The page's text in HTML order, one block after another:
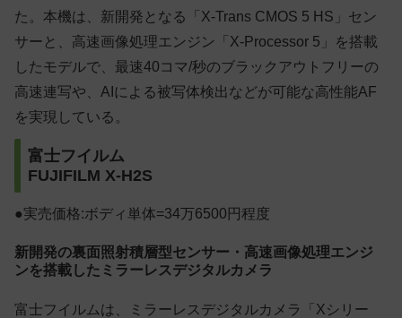
た。本機は、新開発となる「X-Trans CMOS 5 HS」セン
サーと、高速画像処理エンジン「X-Processor 5」を搭載
したモデルで、最速40コマ/秒のブラックアウトフリーの
高速連写や、AIによる被写体検出などが可能な高性能AF
を実現している。
富士フイルム
FUJIFILM X-H2S
●実売価格:ボディ単体=34万6500円程度
新開発の裏面照射積層型センサー・高速画像処理エンジ
ンを搭載したミラーレスデジタルカメラ
富士フイルムは、ミラーレスデジタルカメラ「Xシリー